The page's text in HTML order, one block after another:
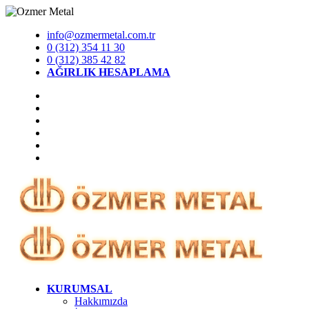
info@ozmermetal.com.tr
0 (312) 354 11 30
0 (312) 385 42 82
AĞIRLIK HESAPLAMA
KURUMSAL
Hakkımızda